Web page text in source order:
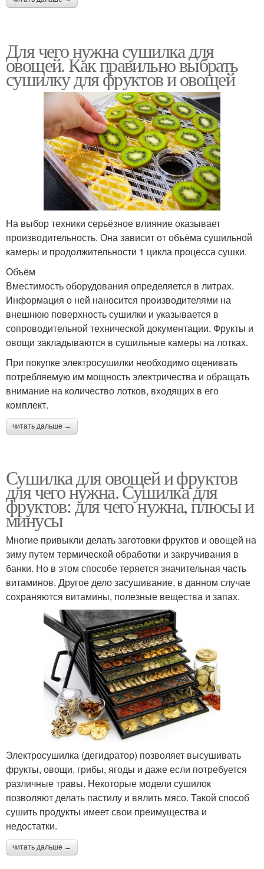
Для чего нужна сушилка для
овощей. Как правильно выбрать
сушилку для фруктов и овощей
На выбор техники серьёзное влияние оказывает
производительность. Она зависит от объёма сушильной
камеры и продолжительности 1 цикла процесса сушки.
Объём
Вместимость оборудования определяется в литрах.
Информация о ней наносится производителями на
внешнюю поверхность сушилки и указывается в
сопроводительной технической документации. Фрукты и
овощи закладываются в сушильные камеры на лотках.
При покупке электросушилки необходимо оценивать
потребляемую им мощность электричества и обращать
внимание на количество лотков, входящих в его
комплект.
читать дальше →
Сушилка для овощей и фруктов
для чего нужна. Сушилка для
фруктов: для чего нужна, плюсы и
минусы
Многие привыкли делать заготовки фруктов и овощей на
зиму путем термической обработки и закручивания в
банки. Но в этом способе теряется значительная часть
витаминов. Другое дело засушивание, в данном случае
сохраняются витамины, полезные вещества и запах.
Электросушилка (дегидратор) позволяет высушивать
фрукты, овощи, грибы, ягоды и даже если потребуется
различные травы. Некоторые модели сушилок
позволяют делать пастилу и вялить мясо. Такой способ
сушить продукты имеет свои преимущества и
недостатки.
читать дальше →